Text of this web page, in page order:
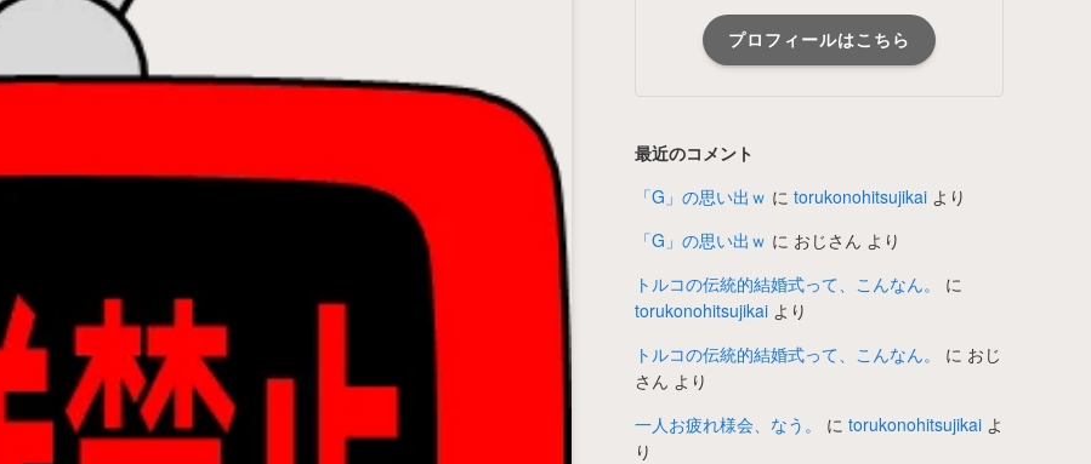
プロフィールはこちら
最近のコメント
「G」の思い出ｗ に torukonohitsujikai より
「G」の思い出ｗ に おじさん より
トルコの伝統的結婚式って、こんなん。
に
torukonohitsujikai より
トルコの伝統的結婚式って、こんなん。
に おじ
さん より
一人お疲れ様会、なう。
に torukonohitsujikai よ
り